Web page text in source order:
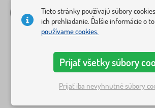
Tieto stránky používajú súbory
ich prehliadanie. Ďalšie informácie o
používame cookies.
Prijať všetky súbory
Prijať iba nevyhnutné súbory